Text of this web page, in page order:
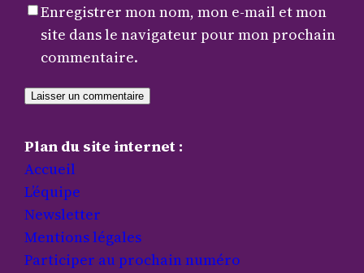
Enregistrer mon nom, mon e-mail et mon
site dans le navigateur pour mon prochain
commentaire.
Plan du site internet :
Accueil
L’équipe
Newsletter
Mentions légales
Participer au prochain numéro